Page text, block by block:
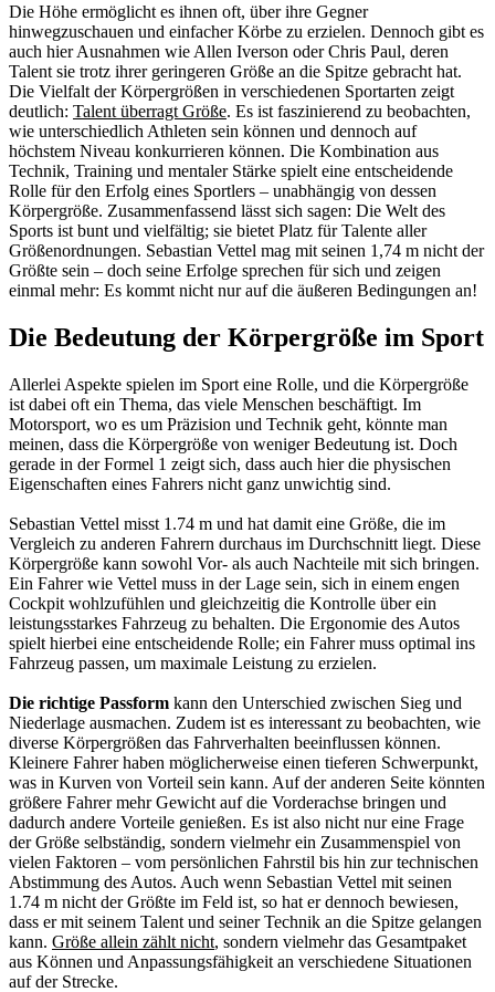
Die Höhe ermöglicht es ihnen oft, über ihre Gegner
hinwegzuschauen und einfacher Körbe zu erzielen. Dennoch gibt es
auch hier Ausnahmen wie Allen Iverson oder Chris Paul, deren
Talent sie trotz ihrer geringeren Größe an die Spitze gebracht hat.
Die Vielfalt der Körpergrößen in verschiedenen Sportarten zeigt
deutlich: Talent überragt Größe. Es ist faszinierend zu beobachten,
wie unterschiedlich Athleten sein können und dennoch auf
höchstem Niveau konkurrieren können. Die Kombination aus
Technik, Training und mentaler Stärke spielt eine entscheidende
Rolle für den Erfolg eines Sportlers – unabhängig von dessen
Körpergröße. Zusammenfassend lässt sich sagen: Die Welt des
Sports ist bunt und vielfältig; sie bietet Platz für Talente aller
Größenordnungen. Sebastian Vettel mag mit seinen 1,74 m nicht der
Größte sein – doch seine Erfolge sprechen für sich und zeigen
einmal mehr: Es kommt nicht nur auf die äußeren Bedingungen an!
Die Bedeutung der Körpergröße im Sport
Allerlei Aspekte spielen im Sport eine Rolle, und die Körpergröße
ist dabei oft ein Thema, das viele Menschen beschäftigt. Im
Motorsport, wo es um Präzision und Technik geht, könnte man
meinen, dass die Körpergröße von weniger Bedeutung ist. Doch
gerade in der Formel 1 zeigt sich, dass auch hier die physischen
Eigenschaften eines Fahrers nicht ganz unwichtig sind.
Sebastian Vettel misst 1.74 m und hat damit eine Größe, die im
Vergleich zu anderen Fahrern durchaus im Durchschnitt liegt. Diese
Körpergröße kann sowohl Vor- als auch Nachteile mit sich bringen.
Ein Fahrer wie Vettel muss in der Lage sein, sich in einem engen
Cockpit wohlzufühlen und gleichzeitig die Kontrolle über ein
leistungsstarkes Fahrzeug zu behalten. Die Ergonomie des Autos
spielt hierbei eine entscheidende Rolle; ein Fahrer muss optimal ins
Fahrzeug passen, um maximale Leistung zu erzielen.
Die richtige Passform kann den Unterschied zwischen Sieg und
Niederlage ausmachen. Zudem ist es interessant zu beobachten, wie
diverse Körpergrößen das Fahrverhalten beeinflussen können.
Kleinere Fahrer haben möglicherweise einen tieferen Schwerpunkt,
was in Kurven von Vorteil sein kann. Auf der anderen Seite könnten
größere Fahrer mehr Gewicht auf die Vorderachse bringen und
dadurch andere Vorteile genießen. Es ist also nicht nur eine Frage
der Größe selbständig, sondern vielmehr ein Zusammenspiel von
vielen Faktoren – vom persönlichen Fahrstil bis hin zur technischen
Abstimmung des Autos. Auch wenn Sebastian Vettel mit seinen
1.74 m nicht der Größte im Feld ist, so hat er dennoch bewiesen,
dass er mit seinem Talent und seiner Technik an die Spitze gelangen
kann. Größe allein zählt nicht, sondern vielmehr das Gesamtpaket
aus Können und Anpassungsfähigkeit an verschiedene Situationen
auf der Strecke.